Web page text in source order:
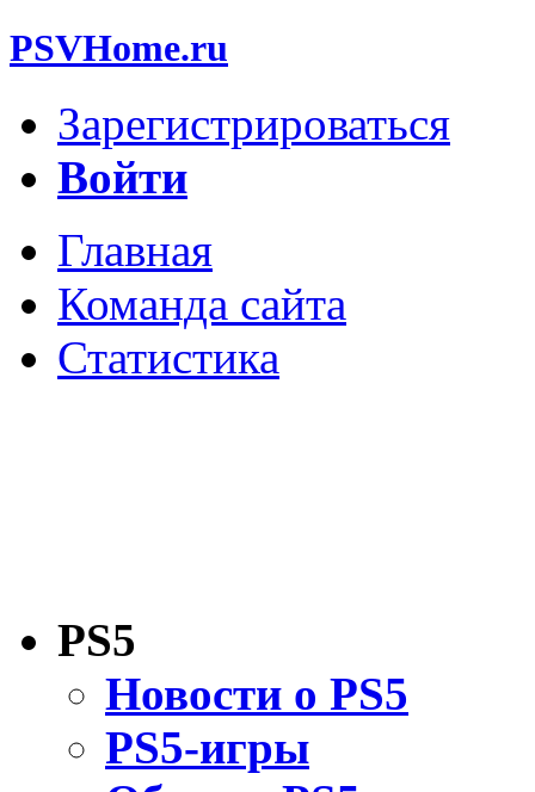
PSVHome.ru
Зарегистрироваться
Войти
Главная
Команда сайта
Статистика
PS5
Новости о PS5
PS5-игры